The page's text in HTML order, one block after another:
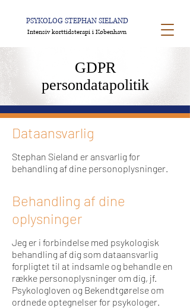
PSYKOLOG STEPHAN SIELAND
Intensiv korttidsterapi i København
GDPR
persondatapolitik
Dataansvarlig
Stephan Sieland er ansvarlig for
behandling af dine personoplysninger.
Behandling af dine
oplysninger
Jeg er i forbindelse med psykologisk
behandling af dig som dataansvarlig
forpligtet til at indsamle og behandle en
række personoplysninger om dig, jf.
Psykologloven og Bekendtgørelse om
ordnede optegnelser for psykologer.